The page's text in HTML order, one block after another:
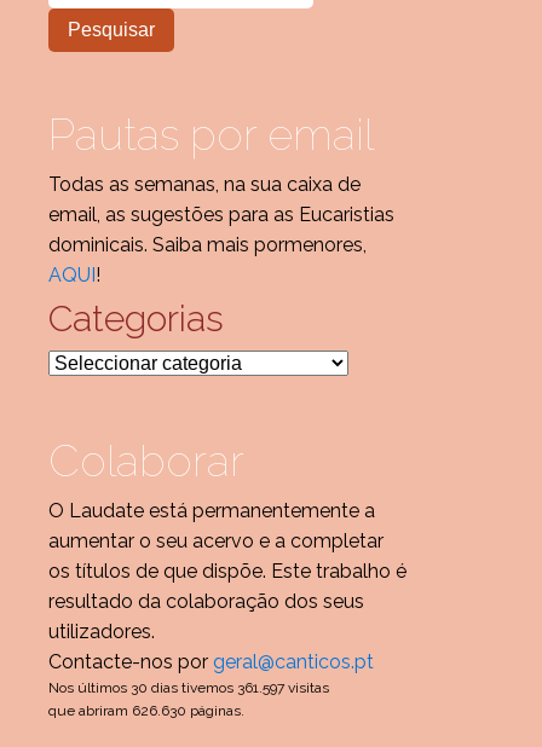
Pautas por email
Todas as semanas, na sua caixa de
email, as sugestões para as Eucaristias
dominicais. Saiba mais pormenores,
AQUI !
Categorias
Categorias
Colaborar
O Laudate está permanentemente a
aumentar o seu acervo e a completar
os títulos de que dispõe. Este trabalho é
resultado da colaboração dos seus
utilizadores.
Contacte-nos por geral@canticos.pt
Nos últimos 30 dias tivemos 361.597 visitas
que abriram 626.630 páginas.